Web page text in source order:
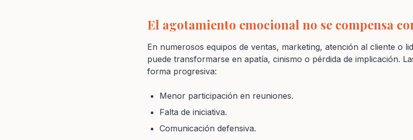
El agotamiento emocional no se compensa
En numerosos equipos de ventas, marketing, atención al cliente o
puede transformarse en apatía, cinismo o pérdida de implicación.
forma progresiva:
Menor participación en reuniones.
Falta de iniciativa.
Comunicación defensiva.